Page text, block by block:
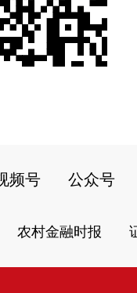
频号 公众号
农村金融时报